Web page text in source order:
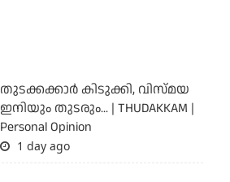
തുടക്കക്കാര്‍ കിടുക്കി, വിസ്മയ
ഇനിയും തുടരും... | THUDAKKAM |
Personal Opinion
1 day ago